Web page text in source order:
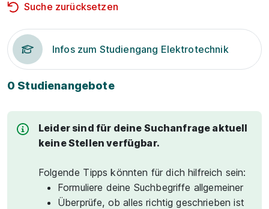
Suche zurücksetzen
Infos zum Studiengang Elektrotechnik
0 Studienangebote
Leider sind für deine Suchanfrage aktuell
keine Stellen verfügbar.
Folgende Tipps könnten für dich hilfreich sein:
Formuliere deine Suchbegriffe allgemeiner
Überprüfe, ob alles richtig geschrieben ist